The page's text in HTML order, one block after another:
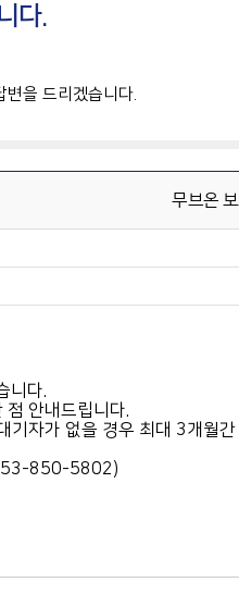
다.
을 드리겠습니다.
무브온
니다.
점 안내드립니다.
자가 없을 경우 최대 3개월
053-850-5802)